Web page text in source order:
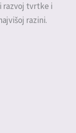
razvoj tvrtke i
razini.